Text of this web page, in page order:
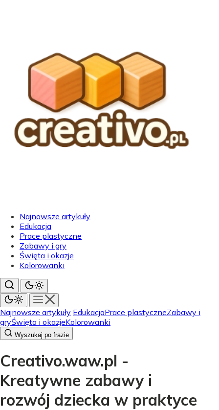
Najnowsze artykuły
Edukacja
Prace plastyczne
Zabawy i gry
Święta i okazje
Kolorowanki
Najnowsze artykuły EdukacjaPrace plastyczneZabawy i
gryŚwięta i okazjeKolorowanki
Wyszukaj po frazie
Creativo.waw.pl -
Kreatywne zabawy i
rozwój dziecka w praktyce